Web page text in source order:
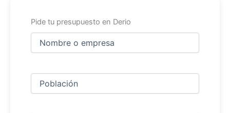
Pide tu presupuesto en Derio
Nombre
Ciudad